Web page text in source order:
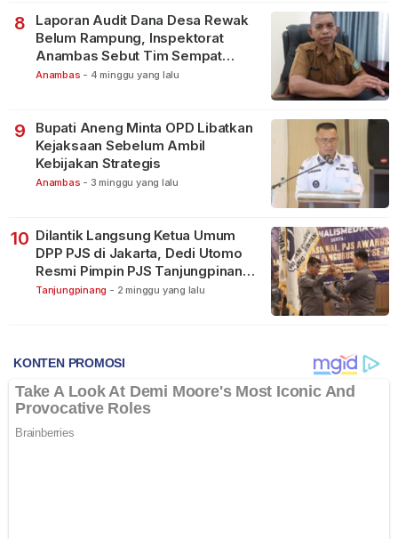
8
Laporan Audit Dana Desa Rewak
Belum Rampung, Inspektorat
Anambas Sebut Tim Sempat
Terbagi Tangani Kasus Lain
Anambas - 4 minggu yang lalu
9
Bupati Aneng Minta OPD Libatkan
Kejaksaan Sebelum Ambil
Kebijakan Strategis
Anambas - 3 minggu yang lalu
10 Dilantik Langsung Ketua Umum
DPP PJS di Jakarta, Dedi Utomo
Resmi Pimpin PJS Tanjungpinang-
Bintan
Tanjungpinang - 2 minggu yang lalu